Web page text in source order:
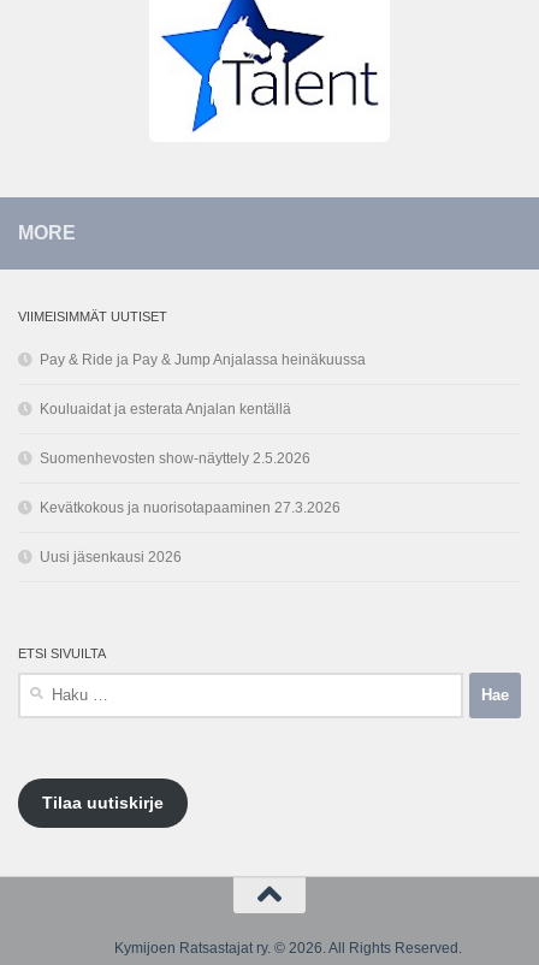
MORE
VIIMEISIMMÄT UUTISET
Pay & Ride ja Pay & Jump Anjalassa heinäkuussa
Kouluaidat ja esterata Anjalan kentällä
Suomenhevosten show-näyttely 2.5.2026
Kevätkokous ja nuorisotapaaminen 27.3.2026
Uusi jäsenkausi 2026
ETSI SIVUILTA
Tilaa uutiskirje
Kymijoen Ratsastajat ry. © 2026. All Rights Reserved.